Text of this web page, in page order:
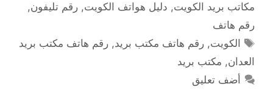
مكاتب بريد الكويت, دليل هواتف الكويت, رقم تليفون,
رقم هاتف
الوسوم
الكويت,رقم هاتف مكتب بريد,رقم هاتف مكتب بريد
العدان, مكتب بريد
أضف تعليق